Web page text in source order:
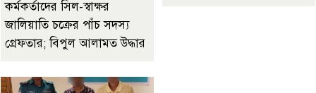
কর্মকর্তাদের সিল-স্বাক্ষর
জালিয়াতি চক্রের পাঁচ সদস্য
গ্রেফতার; বিপুল আলামত উদ্ধার